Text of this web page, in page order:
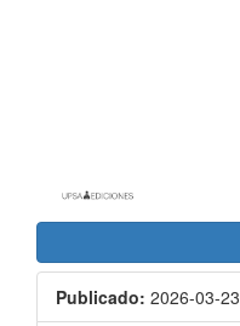
Publicado: 2026-03-23